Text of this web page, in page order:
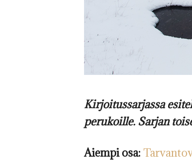
Kirjoitussarjassa
perukoille. Sarjan
Aiempi osa: